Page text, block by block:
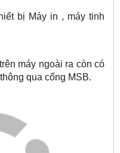
bị Máy in , máy tinh
máy ngoài ra còn có
qua cổng MSB.